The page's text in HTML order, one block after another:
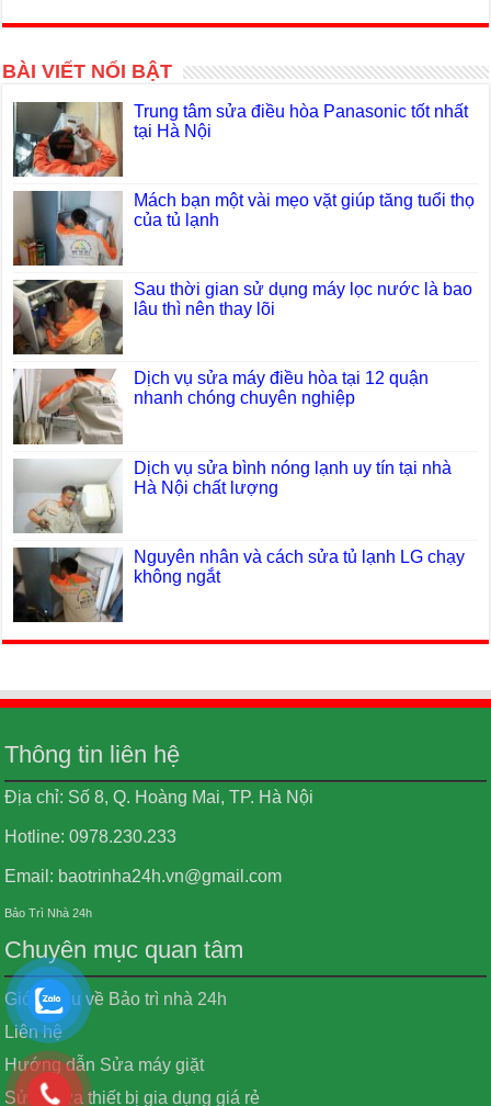
BÀI VIẾT NỔI BẬT
Trung tâm sửa điều hòa Panasonic tốt nhất
tại Hà Nội
Mách bạn một vài mẹo vặt giúp tăng tuổi thọ
của tủ lạnh
Sau thời gian sử dụng máy lọc nước là bao
lâu thì nên thay lõi
Dịch vụ sửa máy điều hòa tại 12 quận
nhanh chóng chuyên nghiệp
Dịch vụ sửa bình nóng lạnh uy tín tại nhà
Hà Nội chất lượng
Nguyên nhân và cách sửa tủ lạnh LG chạy
không ngắt
Thông tin liên hệ
Địa chỉ: Số 8, Q. Hoàng Mai, TP. Hà Nội
Hotline: 0978.230.233
Email: baotrinha24h.vn@gmail.com
Bảo Trì Nhà 24h
Chuyên mục quan tâm
Giới thiệu về Bảo trì nhà 24h
Liên hệ
Hướng dẫn Sửa máy giặt
Sửa chữa thiết bị gia dụng giá rẻ